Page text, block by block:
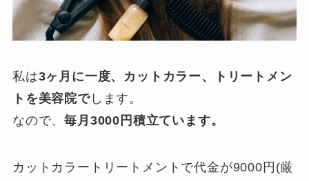
私は3ヶ月に一度、カットカラー、トリートメン
トを美容院でします。
なので、毎月3000円積立ています。
カットカラートリートメントで代金が9000円(厳